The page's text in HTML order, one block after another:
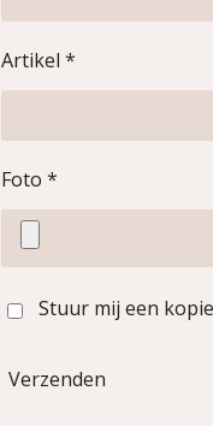
Artikel *
Foto *
Stuur mij een kopie
Verzenden